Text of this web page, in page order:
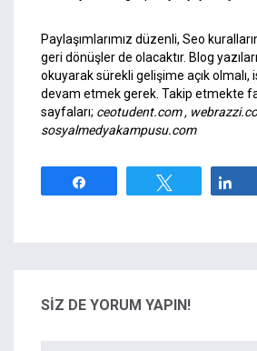
Paylaşımlarımız düzenli, Seo
geri dönüşler de olacaktır. Blog
okuyarak sürekli gelişime açık olmalı,
devam etmek gerek. Takip etmekte
sayfaları; ceotudent.com ,
sosyalmedyakampusu.com
Tweetle
SİZ DE YORUM YAPIN!